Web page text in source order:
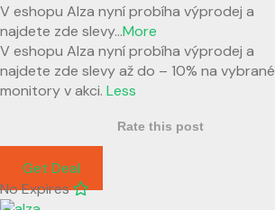
V eshopu Alza nyní probíha výprodej a
najdete zde slevy...More
V eshopu Alza nyní probíha výprodej a
najdete zde slevy až do – 10% na vybrané
monitory v akci. Less
Rate this post
Get Deal
No Expires